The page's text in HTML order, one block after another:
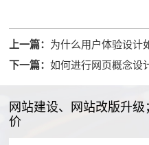
上一篇： 为什么用户体验设计
下一篇：如何进行网页概念设
网站建设、网站改版升
价